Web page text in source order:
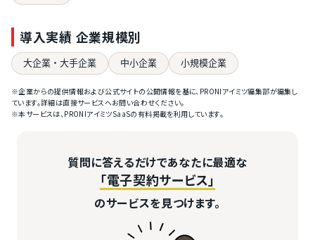
導入実績 企業規模別
大企業・大手企業 中小企業 小規模企業
※企業からの提供情報および公式サイトの公開情報を基に、PRONIアイミツ編集部が編集し
ています。詳細は直接サービスへお問い合わせください。
※本サービスは、PRONIアイミツSaaSの有料掲載を利用しています。
質問に答えるだけであなたに最適な
「電子契約サービス」
のサービスを見つけます。